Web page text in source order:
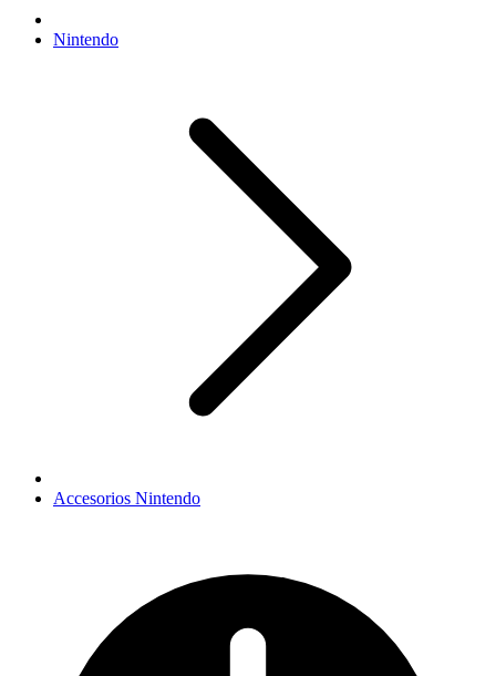
Nintendo
Accesorios Nintendo